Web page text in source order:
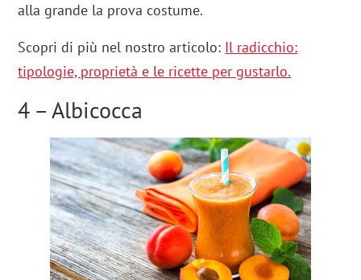
alla grande la prova costume.
Scopri di più nel nostro articolo: Il radicchio:
tipologie, proprietà e le ricette per gustarlo.
4 – Albicocca